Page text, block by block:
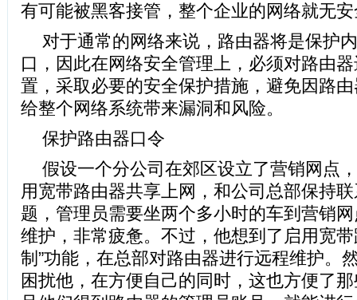
有可能被黑客接管，整个企业的网络就无
对于通常的网络来说，路由器将是保护
口，因此在网络安全管理上，必须对路由
置，采取必要的安全保护措施，避免因路
给整个网络系统带来漏洞和风险。
保护路由器口令
假设一个分公司在郊区设立了营销网点
用宽带路由器共享上网，和公司总部保持
题，管理员需要坐两个多小时的车到营销
维护，非常疲惫。不过，他想到了启用宽
制”功能，在总部对路由器进行远程维护。
困扰他，在方便自己的同时，这也方便了那